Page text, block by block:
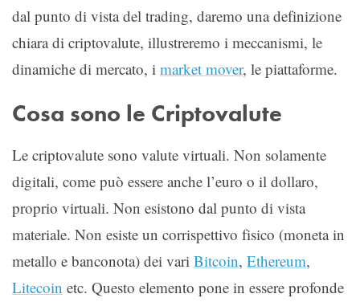
dal punto di vista del trading, daremo una definizione
chiara di criptovalute, illustreremo i meccanismi, le
dinamiche di mercato, i market mover, le piattaforme.
Cosa sono le Criptovalute
Le criptovalute sono valute virtuali. Non solamente
digitali, come può essere anche l’euro o il dollaro,
proprio virtuali. Non esistono dal punto di vista
materiale. Non esiste un corrispettivo fisico (moneta in
metallo e banconota) dei vari Bitcoin, Ethereum,
Litecoin etc. Questo elemento pone in essere profonde